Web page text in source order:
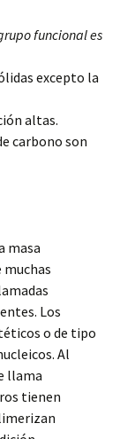
funcional es
excepto la
altas.
carbono son
masa
Los
o de tipo
Al
llama
tienen